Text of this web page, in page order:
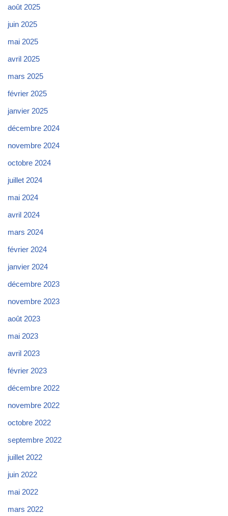
août 2025
juin 2025
mai 2025
avril 2025
mars 2025
février 2025
janvier 2025
décembre 2024
novembre 2024
octobre 2024
juillet 2024
mai 2024
avril 2024
mars 2024
février 2024
janvier 2024
décembre 2023
novembre 2023
août 2023
mai 2023
avril 2023
février 2023
décembre 2022
novembre 2022
octobre 2022
septembre 2022
juillet 2022
juin 2022
mai 2022
mars 2022